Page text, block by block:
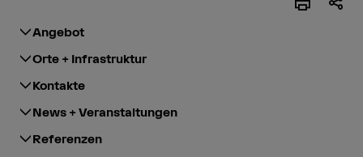
Angebot
Orte + Infrastruktur
Kontakte
News + Veranstaltungen
Referenzen